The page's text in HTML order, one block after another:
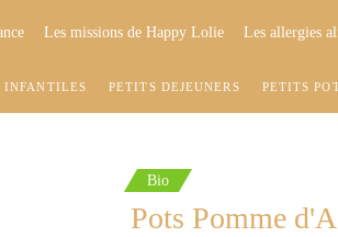
Les missions de Happy Lolie Les allergies
INFANTILES PETITS DÉJEUNERS PETITS
Bio
Pots Pomme